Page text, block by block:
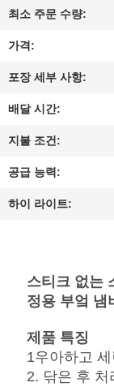
공
장
여
행
품
최소 주문 수량:
가격:
포장 세부 사항:
배달 시간:
지불 조건:
공급 능력:
하이 라이트:
스티크 없는
정용 부엌 냄
제품 특징
1우아하고 세
2. 닦은 후 처